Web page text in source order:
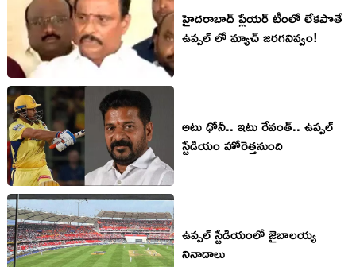
హైదరాబాద్ ప్లేయర్ టీంలో లేకపొతే
ఉప్పల్ లో మ్యాచ్ జరగనివ్వం!
అటు ధోనీ.. ఇటు రేవంత్.. ఉప్పల్
స్టేడియం హోరెత్తనుంది
ఉప్పల్ స్టేడియంలో జైబాలయ్య
నినాదాలు